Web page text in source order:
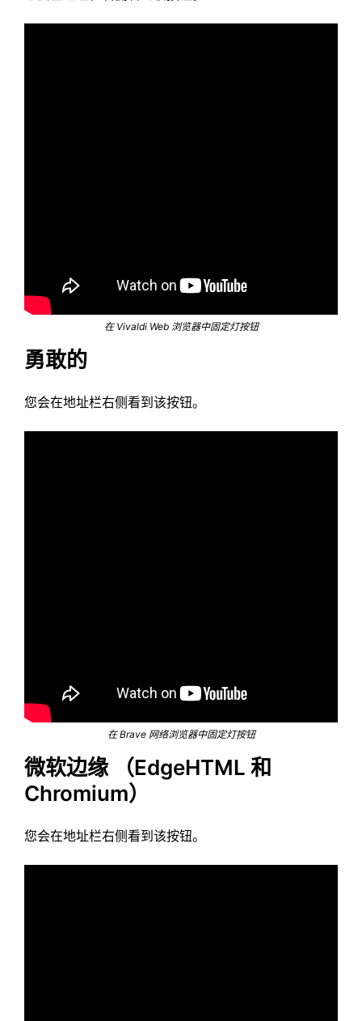
在 Vivaldi Web 浏览器中固定灯按钮
勇敢的
您会在地址栏右侧看到该按钮。
在 Brave 网络浏览器中固定灯按钮
微软边缘 （EdgeHTML 和
Chromium）
您会在地址栏右侧看到该按钮。